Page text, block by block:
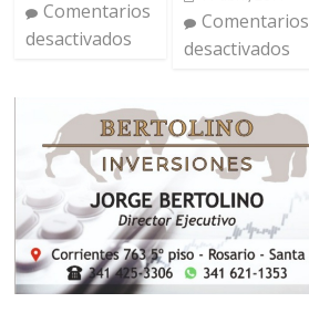
Comentarios
desactivados
Comentarios
desactivados